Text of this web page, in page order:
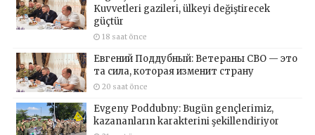
Kuvvetleri gazileri, ülkeyi değiştirecek
güçtür
18 saat önce
Евгений Поддубный: Ветераны СВО — это
та сила, которая изменит страну
20 saat önce
Evgeny Poddubny: Bugün gençlerimiz,
kazananların karakterini şekillendiriyor